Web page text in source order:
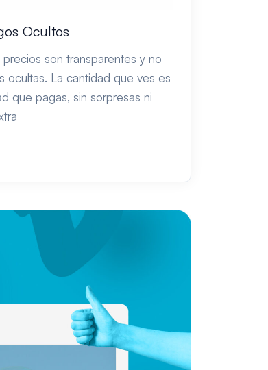
Ocultos
son transparentes y no
ocultas. La cantidad que ves es
que pagas, sin sorpresas ni